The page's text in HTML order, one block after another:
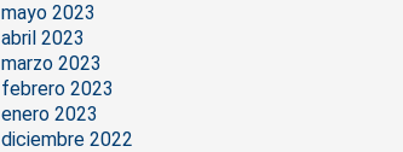
mayo 2023
abril 2023
marzo 2023
febrero 2023
enero 2023
diciembre 2022